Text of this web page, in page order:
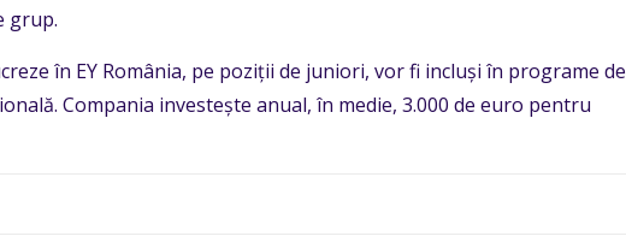
grup.
în EY România, pe poziții de juniori, vor fi incluși în programe de
Compania investește anual, în medie, 3.000 de euro pentru